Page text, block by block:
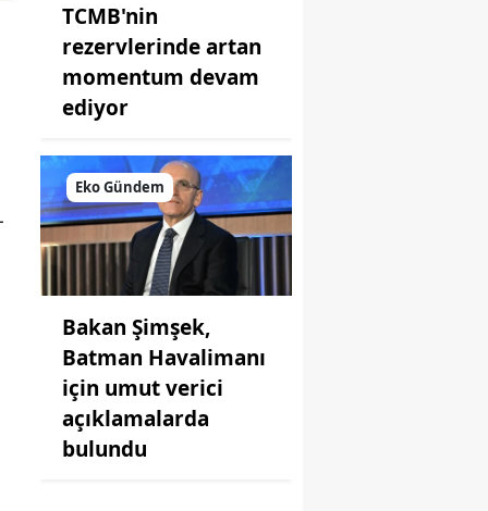
TCMB'nin
rezervlerinde artan
momentum devam
ediyor
Eko Gündem
Bakan Şimşek,
Batman Havalimanı
için umut verici
açıklamalarda
bulundu